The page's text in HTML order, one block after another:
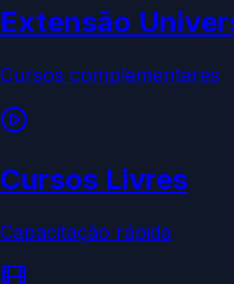
Extensão
Cursos complementares
Cursos Livres
Capacitação rápida